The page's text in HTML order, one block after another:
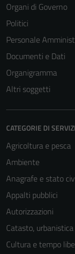
Organi di Governo
Politici
Personale
Documenti e Dati
Organigramma
Altri soggetti
CATEGORIE DI
Agricoltura e pesca
Ambiente
Anagrafe e stato
Appalti pubblici
Autorizzazioni
Catasto, urbanistica
Cultura e tempo